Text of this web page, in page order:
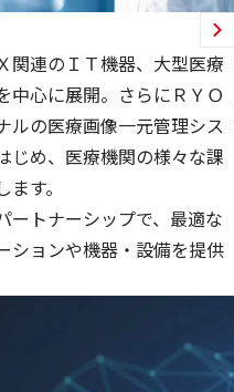
関連のＩＴ機器、大型医療
中心に展開。さらにＲＹＯ
ルの医療画像一元管理シス
じめ、医療機関の様々な課
す。
ートナーシップで、最適な
ションや機器・設備を提供